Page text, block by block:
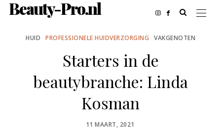
Beauty-Pro.nl
HUID PROFESSIONELE HUIDVERZORGING VAKGENOTEN
Starters in de
beautybranche: Linda
Kosman
POSTED
11 MAART, 2021